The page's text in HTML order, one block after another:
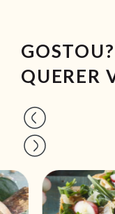
QUERER